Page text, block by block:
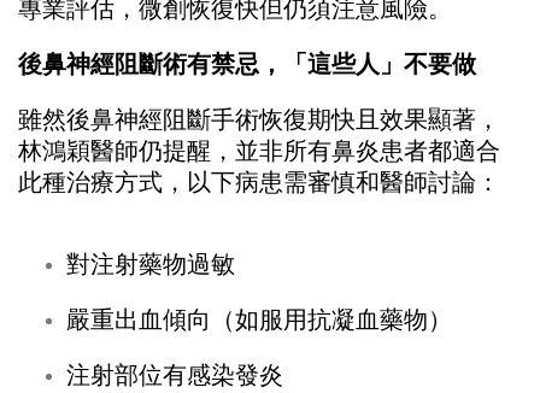
專業評估，微創恢復快但仍須注意風險。
後鼻神經阻斷術有禁忌，「這些人」不要做
雖然後鼻神經阻斷手術恢復期快且效果顯著，
林鴻穎醫師仍提醒，並非所有鼻炎患者都適合
此種治療方式，以下病患需審慎和醫師討論：
對注射藥物過敏
嚴重出血傾向（如服用抗凝血藥物）
注射部位有感染發炎